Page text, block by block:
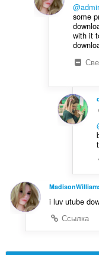
some
with it
i luv utube
Ссылка